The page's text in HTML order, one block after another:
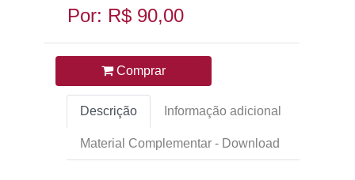
Por: R$ 90,00
Comprar
Descrição Informação adicional
Material Complementar - Download